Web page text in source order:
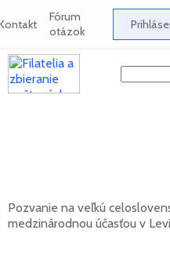
Fórum
otázok
Pozvanie na veľkú
medzinárodnou účasťou v